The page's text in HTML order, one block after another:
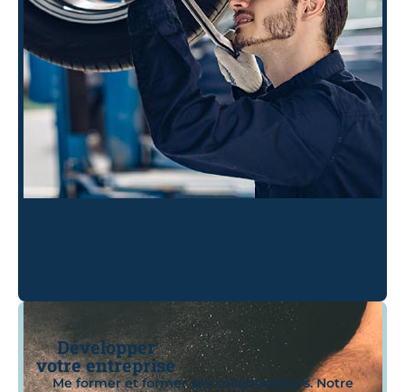
Développer
votre entreprise
Me former et former ses collaborateurs. Notre